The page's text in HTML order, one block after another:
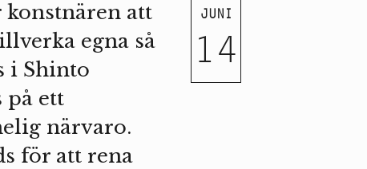
JUNI
14
att
egna så
i Shinto
på ett
närvaro.
för att rena